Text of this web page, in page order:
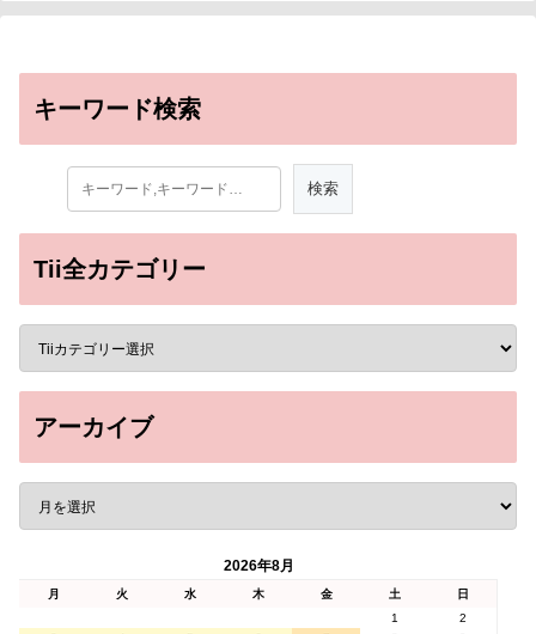
キーワード検索
Tii全カテゴリー
アーカイブ
2026年8月
月 火 水 木 金 土
日
1
2